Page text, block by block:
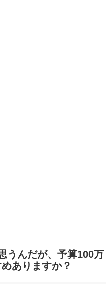
うんだが、予算100万
ありますか？